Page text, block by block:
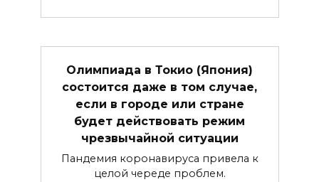
Олимпиада в Токио (Япония)
состоится даже в том случае,
если в городе или стране
будет действовать режим
чрезвычайной ситуации
Пандемия коронавируса привела к
целой череде проблем.